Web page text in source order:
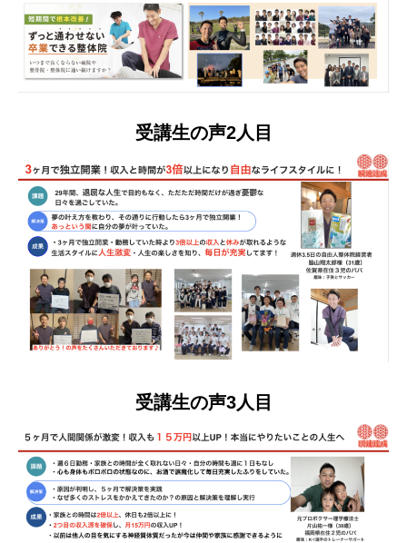
受講生の声2人目
受講生の声3人目